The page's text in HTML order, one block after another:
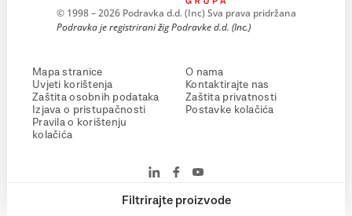
Filtrirajte proizvode
© 1998 – 2026 Podravka d.d. (Inc) Sva prava pridržana
Podravka je registrirani žig Podravke d.d. (Inc.)
Mapa stranice
Uvjeti korištenja
Zaštita osobnih podataka
Izjava o pristupačnosti
Pravila o korištenju
kolačića
O nama
Kontaktirajte nas
Zaštita privatnosti
Postavke kolačića